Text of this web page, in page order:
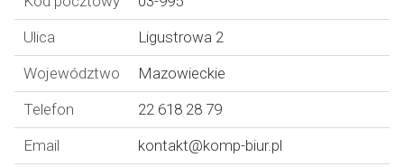
Ulica
Ligustrowa 2
Województwo
Mazowieckie
Telefon
22 618 28 79
Email
kontakt@komp-biur.pl